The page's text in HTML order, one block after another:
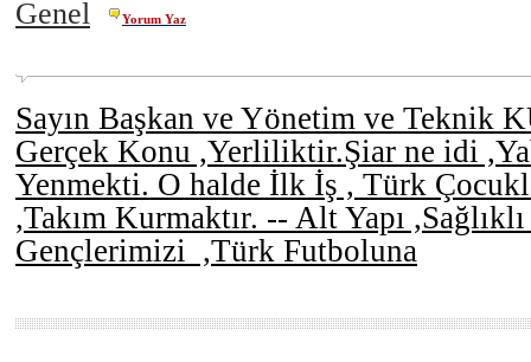
Genel Yorum Yaz
Sayın Başkan ve Yönetim ve Teknik
Gerçek Konu ,Yerliliktir.Şiar ne idi
Yenmekti. O halde İlk İş , Türk
,Takım Kurmaktır. -- Alt Yapı
Gençlerimizi ,Türk Futboluna